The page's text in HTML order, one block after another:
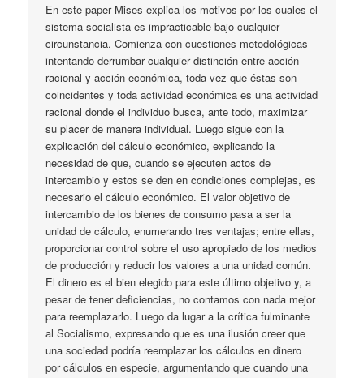
En este paper Mises explica los motivos por los cuales el
sistema socialista es impracticable bajo cualquier
circunstancia. Comienza con cuestiones metodológicas
intentando derrumbar cualquier distinción entre acción
racional y acción económica, toda vez que éstas son
coincidentes y toda actividad económica es una actividad
racional donde el individuo busca, ante todo, maximizar
su placer de manera individual. Luego sigue con la
explicación del cálculo económico, explicando la
necesidad de que, cuando se ejecuten actos de
intercambio y estos se den en condiciones complejas, es
necesario el cálculo económico. El valor objetivo de
intercambio de los bienes de consumo pasa a ser la
unidad de cálculo, enumerando tres ventajas; entre ellas,
proporcionar control sobre el uso apropiado de los medios
de producción y reducir los valores a una unidad común.
El dinero es el bien elegido para este último objetivo y, a
pesar de tener deficiencias, no contamos con nada mejor
para reemplazarlo. Luego da lugar a la crítica fulminante
al Socialismo, expresando que es una ilusión creer que
una sociedad podría reemplazar los cálculos en dinero
por cálculos en especie, argumentando que cuando una